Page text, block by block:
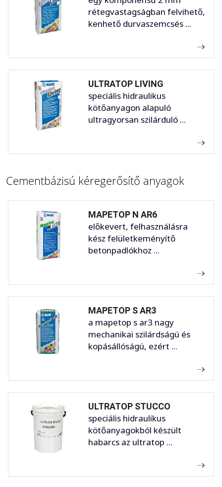
rétegvastagságban felvihető,
kenhető durvaszemcsés ...
ULTRATOP LIVING
speciális hidraulikus
kötőanyagon alapuló
ultragyorsan szilárduló ...
Cementbázisú kéregerősítő anyagok
MAPETOP N AR6
előkevert, felhasználásra
kész felületkeményítő
betonpadlókhoz ...
MAPETOP S AR3
a mapetop s ar3 nagy
mechanikai szilárdságú és
kopásállóságú, ezért ...
ULTRATOP STUCCO
speciális hidraulikus
kötőanyagokból készült
habarcs az ultratop ...